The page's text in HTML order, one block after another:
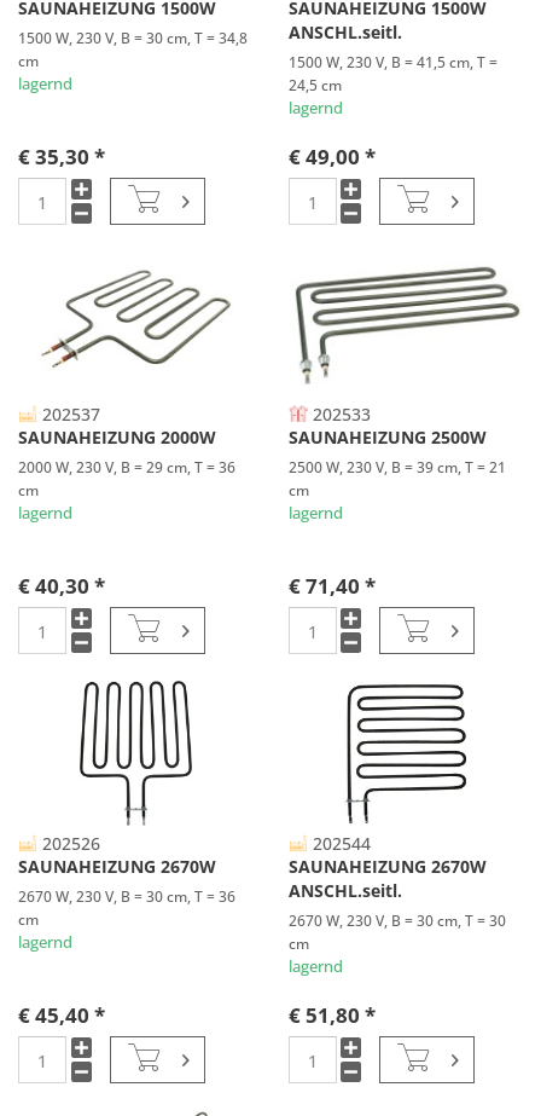
SAUNAHEIZUNG 1500W
1500 W, 230 V, B = 30 cm, T = 34,8
cm
lagernd
€ 35,30 *
SAUNAHEIZUNG 1500W
ANSCHL.seitl.
1500 W, 230 V, B = 41,5 cm, T =
24,5 cm
lagernd
€ 49,00 *
202537
SAUNAHEIZUNG 2000W
2000 W, 230 V, B = 29 cm, T = 36
cm
lagernd
€ 40,30 *
202533
SAUNAHEIZUNG 2500W
2500 W, 230 V, B = 39 cm, T = 21
cm
lagernd
€ 71,40 *
202526
SAUNAHEIZUNG 2670W
2670 W, 230 V, B = 30 cm, T = 36
cm
lagernd
€ 45,40 *
202544
SAUNAHEIZUNG 2670W
ANSCHL.seitl.
2670 W, 230 V, B = 30 cm, T = 30
cm
lagernd
€ 51,80 *